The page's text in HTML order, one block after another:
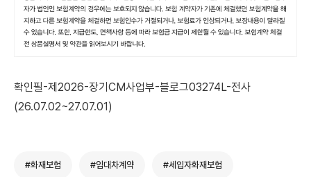
확인필-제2026-장기CM사업부-블로그03274L-전사
(26.07.02~27.07.01)
#화재보험 #임대차계약 #세입자화재보험